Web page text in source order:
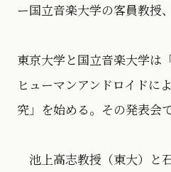
ー国立音楽大学の客員教授
東京大学と国立音楽大学は
ヒューマンアンドロイドに
究」を始める。その発表会
池上高志教授（東大）と